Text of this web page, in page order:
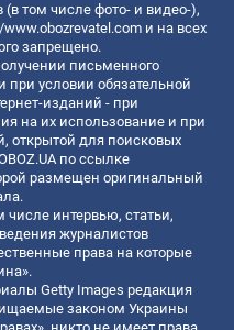
том числе фото- и видео-),
www.obozrevatel.com и на всех
запрещено.
письменного
при условии обязательной
изданий - при
на их использование и при
открытой для поисковых
по ссылке
размещен оригинальный
числе интервью, статьи,
журналистов
права на которые
Getty Images редакция
законом Украины